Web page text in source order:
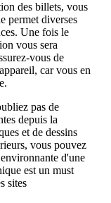
des billets, vous
permet diverses
Une fois le
vous sera
vous de
car vous en
pas de
depuis la
et de dessins
vous pouvez
d'une
est un must
sites